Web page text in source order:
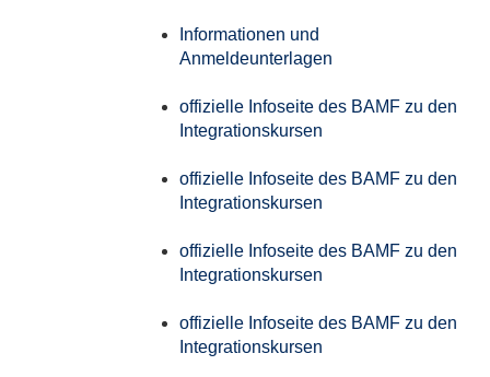
Informationen und
Anmeldeunterlagen
offizielle Infoseite des BAMF zu den
Integrationskursen
offizielle Infoseite des BAMF zu den
Integrationskursen
offizielle Infoseite des BAMF zu den
Integrationskursen
offizielle Infoseite des BAMF zu den
Integrationskursen